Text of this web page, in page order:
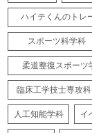
ハイテくんのトレ
スポーツ科学科
柔道整復スポーツ
臨床工学技士専攻科
人工知能学科 イ